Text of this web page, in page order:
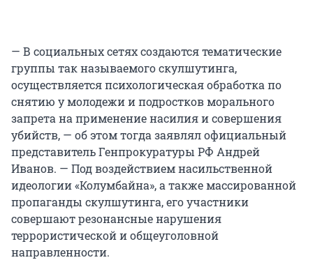
— В социальных сетях создаются тематические
группы так называемого скулшутинга,
осуществляется психологическая обработка по
снятию у молодежи и подростков морального
запрета на применение насилия и совершения
убийств, — об этом тогда заявлял официальный
представитель Генпрокуратуры РФ Андрей
Иванов. — Под воздействием насильственной
идеологии «Колумбайна», а также массированной
пропаганды скулшутинга, его участники
совершают резонансные нарушения
террористической и общеуголовной
направленности.